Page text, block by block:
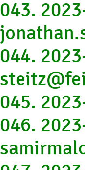
043.
044.
045.
046.